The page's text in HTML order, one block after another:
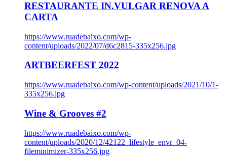
RESTAURANTE IN.VULGAR RENOVA A
CARTA
https://www.ruadebaixo.com/wp-
content/uploads/2022/07/d6c2815-335x256.jpg
ARTBEERFEST 2022
https://www.ruadebaixo.com/wp-content/uploads/2021/10/1-
335x256.jpg
Wine & Grooves #2
https://www.ruadebaixo.com/wp-
content/uploads/2020/12/42122_lifestyle_envr_04-
fileminimizer-335x256.jpg